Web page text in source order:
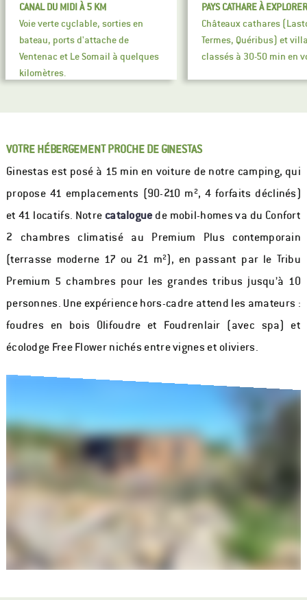
CANAL DU MIDI À 5 KM
Voie verte cyclable, sorties en
bateau, ports d'attache de
Ventenac et Le Somail à quelques
kilomètres.
PAYS CATHARE À EXPLORER
Châteaux cathares
Termes, Quéribus) et
classés à 30-50 min en
VOTRE HÉBERGEMENT PROCHE DE GINESTAS
Ginestas est posé à 15 min en voiture de notre camping, qui
propose 41 emplacements (90-210 m², 4 forfaits déclinés)
et 41 locatifs. Notre cataloguede mobil-homes va du Confort
2 chambres climatisé au Premium Plus contemporain
(terrasse moderne 17 ou 21 m²), en passant par le Tribu
Premium 5 chambres pour les grandes tribus jusqu’à 10
personnes. Une expérience hors-cadre attend les amateurs :
foudres en bois Olifoudre et Foudrenlair (avec spa) et
écolodge Free Flower nichés entre vignes et oliviers.